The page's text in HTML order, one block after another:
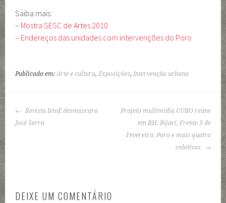
Saiba mais:
– Mostra SESC de Artes 2010
– Endereços das unidades com intervenções do Poro
Publicado em:Arte e cultura, Exposições, Intervenção urbana
NAVEGAÇÃO
DE
Revista IstoÉ desmascara
José Serra
Projeto multimídia CUBO reúne
em BH: Bijari, Frente 3 de
Fevereiro, Poro e mais quatro
coletivos
DEIXE UM COMENTÁRIO